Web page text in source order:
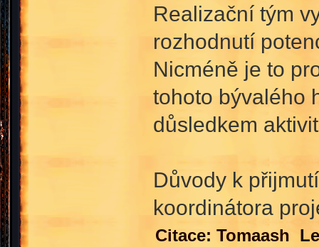
Realizační tým
rozhodnutí
Nicméně je to
tohoto bývalého
důsledkem
Důvody k
koordinátora
Citace: Tomaash